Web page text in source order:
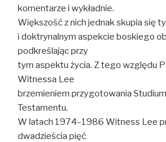
komentarze i wykładnie.
Większość z nich jednak skupia się
i doktrynalnym aspekcie boskiego
podkreślając przy
tym aspektu życia. Z tego względu
Witnessa Lee
brzemieniem przygotowania
Testamentu.
W latach 1974–1986 Witness Lee
dwadzieścia pięć